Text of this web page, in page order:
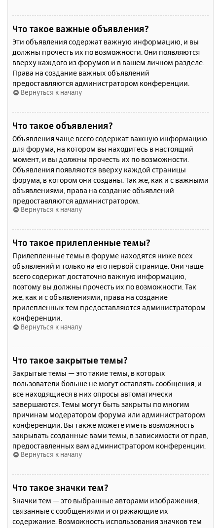
Что такое важные объявления?
Эти объявления содержат важную информацию, и вы
должны прочесть их по возможности. Они появляются
вверху каждого из форумов и в вашем личном разделе.
Права на создание важных объявлений
предоставляются администратором конференции.
Вернуться к началу
Что такое объявления?
Объявления чаще всего содержат важную информацию
для форума, на котором вы находитесь в настоящий
момент, и вы должны прочесть их по возможности.
Объявления появляются вверху каждой страницы
форума, в котором они созданы. Так же, как и с важными
объявлениями, права на создание объявлений
предоставляются администратором.
Вернуться к началу
Что такое прилепленные темы?
Прилепленные темы в форуме находятся ниже всех
объявлений и только на его первой странице. Они чаще
всего содержат достаточно важную информацию,
поэтому вы должны прочесть их по возможности. Так
же, как и с объявлениями, права на создание
прилепленных тем предоставляются администратором
конференции.
Вернуться к началу
Что такое закрытые темы?
Закрытые темы — это такие темы, в которых
пользователи больше не могут оставлять сообщения, и
все находящиеся в них опросы автоматически
завершаются. Темы могут быть закрыты по многим
причинам модератором форума или администратором
конференции. Вы также можете иметь возможность
закрывать созданные вами темы, в зависимости от прав,
предоставленных вам администратором конференции.
Вернуться к началу
Что такое значки тем?
Значки тем — это выбранные авторами изображения,
связанные с сообщениями и отражающие их
содержание. Возможность использования значков тем